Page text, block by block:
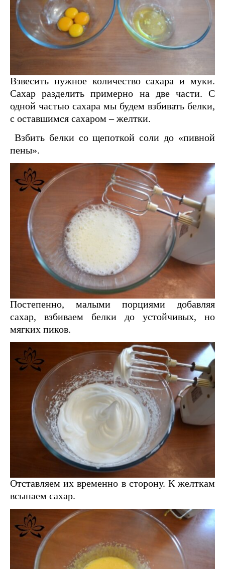
Взвесить нужное количество сахара и муки.
Сахар разделить примерно на две части. С
одной частью сахара мы будем взбивать белки,
с оставшимся сахаром – желтки.
Взбить белки со щепоткой соли до «пивной
пены».
Постепенно, малыми порциями добавляя
сахар, взбиваем белки до устойчивых, но
мягких пиков.
Отставляем их временно в сторону. К желткам
всыпаем сахар.